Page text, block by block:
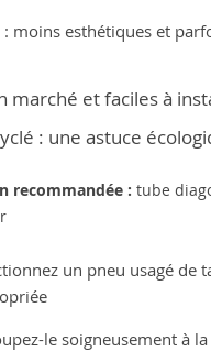
: moins esthétiques et
marché et faciles à
: une astuce
recommandée : tube
un pneu usagé de
le soigneusement à